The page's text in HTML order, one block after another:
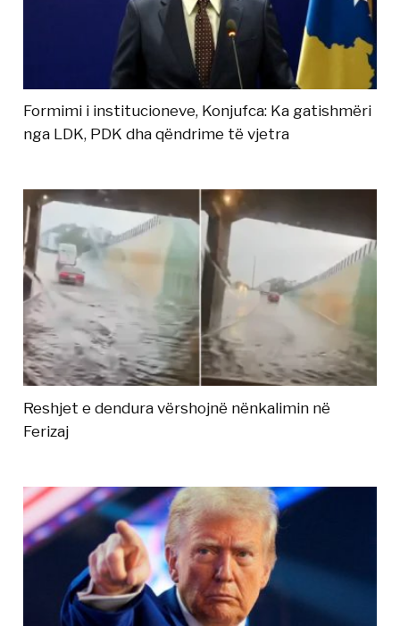
Formimi i institucioneve, Konjufca: Ka gatishmëri
nga LDK, PDK dha qëndrime të vjetra
Reshjet e dendura vërshojnë nënkalimin në
Ferizaj